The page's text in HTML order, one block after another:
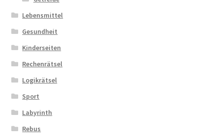
Lebensmittel
Gesundheit
Kinderseiten
Rechenrätsel
Logikrätsel
Sport
Labyrinth
Rebus